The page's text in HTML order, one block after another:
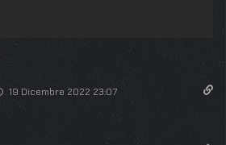
19 Dicembre 2022 23:07